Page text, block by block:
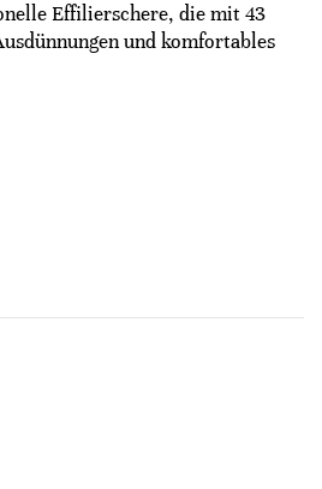
Effilierschere, die mit 43
und komfortables